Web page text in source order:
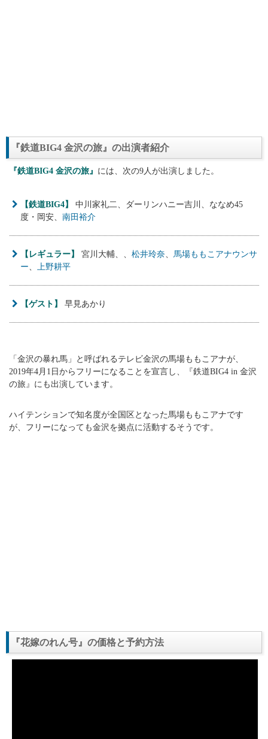
『鉄道BIG4 金沢の旅』の出演者紹介
『鉄道BIG4 金沢の旅』 には、次の9人が出演しました。
【鉄道BIG4】
中川家礼二、ダーリンハニー吉川、ななめ45
度・岡安、 南田裕介
【レギュラー】 宮川大輔、、 松井玲奈、 馬場ももこアナウンサ
ー、 上野耕平
【ゲスト】 早見あかり
「金沢の暴れ馬」と呼ばれるテレビ金沢の馬場ももこアナが、
2019年4月1日からフリーになることを宣言し、『鉄道BIG4 in 金沢
の旅』にも出演しています。
ハイテンションで知名度が全国区となった馬場ももこアナです
が、フリーになっても金沢を拠点に活動するそうです。
『花嫁のれん号』の価格と予約方法